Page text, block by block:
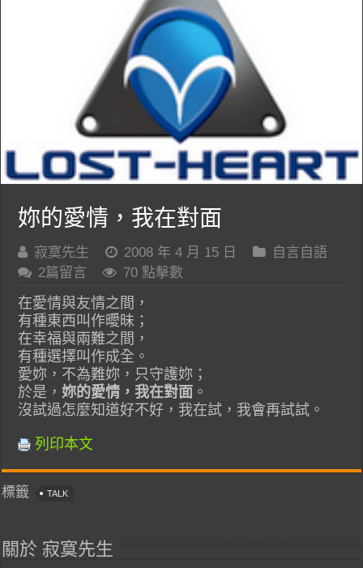
妳的愛情，我在對面
寂寞先生 2008 年 4 月 15 日
自言自語
2篇留言
70 點擊數
在愛情與友情之間，
有種東西叫作曖昧；
在幸福與兩難之間，
有種選擇叫作成全。
愛妳，不為難妳，只守護妳；
於是，妳的愛情，我在對面 。
沒試過怎麼知道好不好，我在試，我會再試試。
列印本文
標籤 TALK
關於 寂寞先生